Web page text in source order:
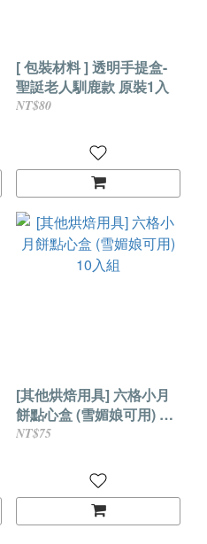
[ 包裝材料 ] 透明手提盒-
聖誔老人馴鹿款 原裝1入
NT$80
[其他烘焙用具] 六格小月
餅點心盒 (雪媚娘可用) 10
入組
NT$75